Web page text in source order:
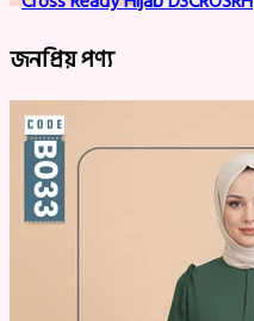
জনপ্রিয় পণ্য